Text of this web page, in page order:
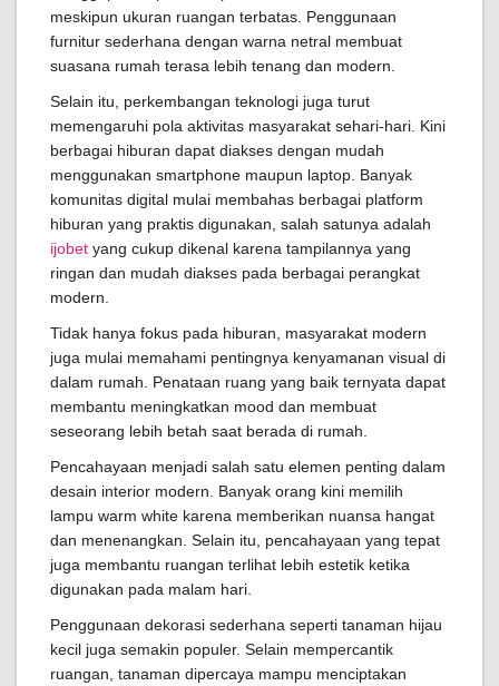
meskipun ukuran ruangan terbatas. Penggunaan
furnitur sederhana dengan warna netral membuat
suasana rumah terasa lebih tenang dan modern.
Selain itu, perkembangan teknologi juga turut
memengaruhi pola aktivitas masyarakat sehari-hari. Kini
berbagai hiburan dapat diakses dengan mudah
menggunakan smartphone maupun laptop. Banyak
komunitas digital mulai membahas berbagai platform
hiburan yang praktis digunakan, salah satunya adalah
ijobet yang cukup dikenal karena tampilannya yang
ringan dan mudah diakses pada berbagai perangkat
modern.
Tidak hanya fokus pada hiburan, masyarakat modern
juga mulai memahami pentingnya kenyamanan visual di
dalam rumah. Penataan ruang yang baik ternyata dapat
membantu meningkatkan mood dan membuat
seseorang lebih betah saat berada di rumah.
Pencahayaan menjadi salah satu elemen penting dalam
desain interior modern. Banyak orang kini memilih
lampu warm white karena memberikan nuansa hangat
dan menenangkan. Selain itu, pencahayaan yang tepat
juga membantu ruangan terlihat lebih estetik ketika
digunakan pada malam hari.
Penggunaan dekorasi sederhana seperti tanaman hijau
kecil juga semakin populer. Selain mempercantik
ruangan, tanaman dipercaya mampu menciptakan